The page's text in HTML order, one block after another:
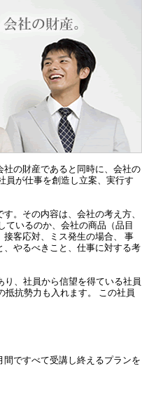
の財産であると同時に、会社の
員が仕事を創造し立案、実行す
。その内容は、会社の考え方、
ているのか、会社の商品（品目
客応対、ミス発生の場合、 事
やるべきこと、仕事に対する考
、社員から信望を得ている社員
抵抗勢力も入れます。 この社員
ですべて受講し終えるプランを